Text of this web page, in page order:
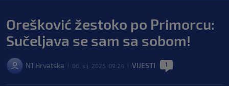
Orešković žestoko po Primorcu:
Sučeljava se sam sa sobom!
N1 Hrvatska 06. sij. 2025. 09:24 VIJESTI 1